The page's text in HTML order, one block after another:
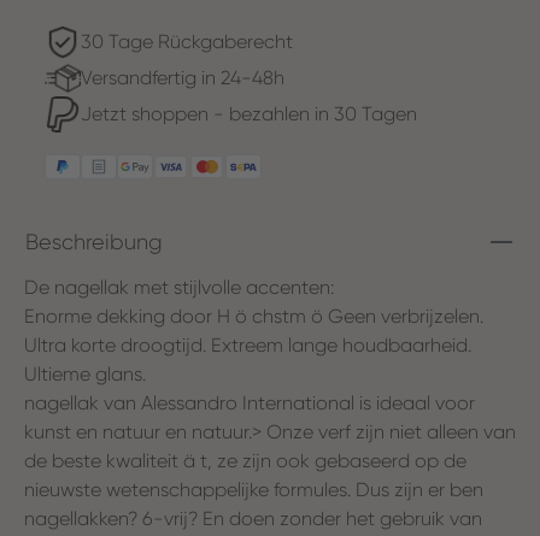
30 Tage Rückgaberecht
Versandfertig in 24-48h
Jetzt shoppen - bezahlen in 30 Tagen
Beschreibung
De nagellak met stijlvolle accenten:
Enorme dekking door H ö chstm ö Geen verbrijzelen.
Ultra korte droogtijd. Extreem lange houdbaarheid.
Ultieme glans.
nagellak van Alessandro International is ideaal voor
kunst en natuur en natuur.> Onze verf zijn niet alleen van
de beste kwaliteit ä t, ze zijn ook gebaseerd op de
nieuwste wetenschappelijke formules. Dus zijn er ben
nagellakken? 6-vrij? En doen zonder het gebruik van